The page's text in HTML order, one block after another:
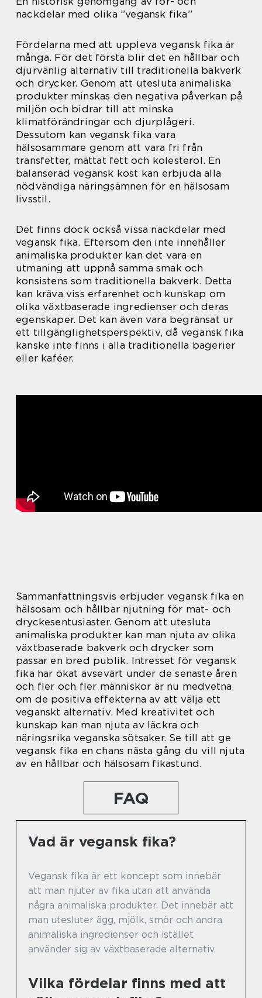
nackdelar med olika ”vegansk fika”
Fördelarna med att uppleva vegansk fika är
många. För det första blir det en hållbar och
djurvänlig alternativ till traditionella bakverk
och drycker. Genom att utesluta animaliska
produkter minskas den negativa påverkan på
miljön och bidrar till att minska
klimatförändringar och djurplågeri.
Dessutom kan vegansk fika vara
hälsosammare genom att vara fri från
transfetter, mättat fett och kolesterol. En
balanserad vegansk kost kan erbjuda alla
nödvändiga näringsämnen för en hälsosam
livsstil.
Det finns dock också vissa nackdelar med
vegansk fika. Eftersom den inte innehåller
animaliska produkter kan det vara en
utmaning att uppnå samma smak och
konsistens som traditionella bakverk. Detta
kan kräva viss erfarenhet och kunskap om
olika växtbaserade ingredienser och deras
egenskaper. Det kan även vara begränsat ur
ett tillgänglighetsperspektiv, då vegansk fika
kanske inte finns i alla traditionella bagerier
eller kaféer.
Sammanfattningsvis erbjuder vegansk fika en
hälsosam och hållbar njutning för mat- och
dryckesentusiaster. Genom att utesluta
animaliska produkter kan man njuta av olika
växtbaserade bakverk och drycker som
passar en bred publik. Intresset för vegansk
fika har ökat avsevärt under de senaste åren
och fler och fler människor är nu medvetna
om de positiva effekterna av att välja ett
veganskt alternativ. Med kreativitet och
kunskap kan man njuta av läckra och
näringsrika veganska sötsaker. Se till att ge
vegansk fika en chans nästa gång du vill njuta
av en hållbar och hälsosam fikastund.
FAQ
Vad är vegansk fika?
Vegansk fika är ett koncept som innebär
att man njuter av fika utan att använda
några animaliska produkter. Det innebär att
man utesluter ägg, mjölk, smör och andra
animaliska ingredienser och istället
använder sig av växtbaserade alternativ.
Vilka fördelar finns med att